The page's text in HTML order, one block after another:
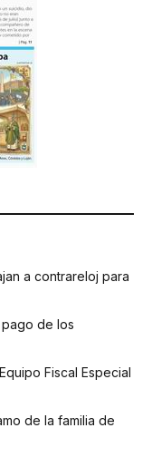
a contrareloj para
de los
Fiscal Especial
de la familia de